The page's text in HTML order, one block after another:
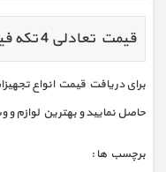
قیمت تعادلی 4 تکه فیل
برای دریافت قیمت انواع
حاصل نمایید و بهترین لوازم و
برچسب ها :